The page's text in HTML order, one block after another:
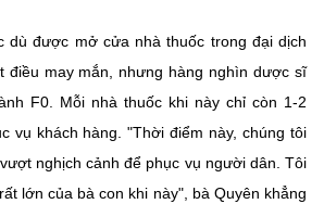
dù được mở cửa nhà thuốc trong đại dịch
điều may mắn, nhưng hàng nghìn dược sĩ
F0. Mỗi nhà thuốc khi này chỉ còn 1-2
vụ khách hàng. "Thời điểm này, chúng tôi
nghịch cảnh để phục vụ người dân. Tôi
lớn của bà con khi này", bà Quyên khẳng